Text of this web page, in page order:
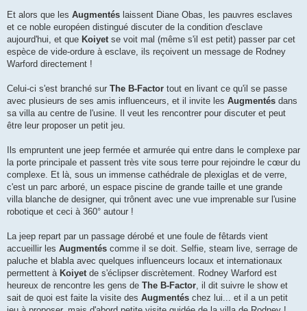
Et alors que les Augmentés laissent Diane Obas, les pauvres esclaves
et ce noble européen distingué discuter de la condition d'esclave
aujourd'hui, et que Koiyetse voit mal (même s'il est petit) passer par cet
espèce de vide-ordure à esclave, ils reçoivent un message de Rodney
Warford directement !
Celui-ci s'est branché sur The B-Factor tout en livant ce qu'il se passe
avec plusieurs de ses amis influenceurs, et il invite les Augmentés dans
sa villa au centre de l'usine. Il veut les rencontrer pour discuter et peut
être leur proposer un petit jeu.
Ils empruntent une jeep fermée et armurée qui entre dans le complexe par
la porte principale et passent très vite sous terre pour rejoindre le cœur du
complexe. Et là, sous un immense cathédrale de plexiglas et de verre,
c'est un parc arboré, un espace piscine de grande taille et une grande
villa blanche de designer, qui trônent avec une vue imprenable sur l'usine
robotique et ceci à 360° autour !
La jeep repart par un passage dérobé et une foule de fêtards vient
accueillir les Augmentés comme il se doit. Selfie, steam live, serrage de
paluche et blabla avec quelques influenceurs locaux et internationaux
permettent à Koiyetde s'éclipser discrètement. Rodney Warford est
heureux de rencontre les gens de The B-Factor, il dit suivre le show et
sait de quoi est faite la visite des Augmentés chez lui... et il a un petit